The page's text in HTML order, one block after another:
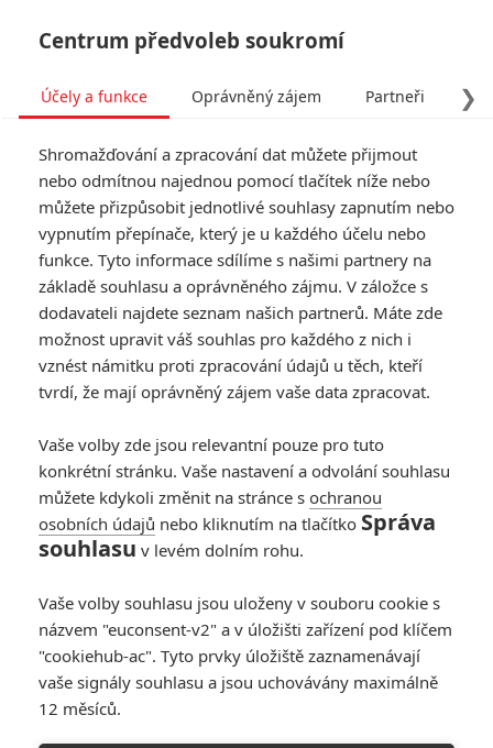
12 kol
Detektiv Danny Fischer (John
Cena) sice zatkne geniálního
zloděje Jacksona, při zásahu
však náhodou zahyne lupičova
pomstě vymyslí pro Dannyho
dvanáct úkolů a hádanek, na
jejichž rozluštění závisí život
milované Molly. Při policejní akci
se detektiv Danny Fisher (John
Cena) z New Orleansu chystá
Milese Jacksona (Aidan Gillen). Ten se i se svou přítelkyní dává na
útěk, skončí však v poutech, zatímco jeho přítelkyně nešťastnou
náhodou zahyne. Miles viní z její smrti Dannyho a slibuje mu
odplatu. Po několika letech detektiv vyslechne znepokojující
telefonát od Milese, v němž mu zločinec stručně řečeno říká - oko
za oko, zub za zub. Dannyho čeká nebezpečná hra o dvanácti
Centrum předvoleb soukromí
❯
Účely a funkce Oprávněný zájem Partneři
Shromažďování a zpracování dat můžete přijmout
nebo odmítnou najednou pomocí tlačítek níže nebo
můžete přizpůsobit jednotlivé souhlasy zapnutím nebo
vypnutím přepínače, který je u každého účelu nebo
funkce. Tyto informace sdílíme s našimi partnery na
základě souhlasu a oprávněného zájmu. V záložce s
dodavateli najdete seznam našich partnerů. Máte zde
možnost upravit váš souhlas pro každého z nich i
vznést námitku proti zpracování údajů u těch, kteří
tvrdí, že mají oprávněný zájem vaše data zpracovat.
Vaše volby zde jsou relevantní pouze pro tuto
konkrétní stránku. Vaše nastavení a odvolání souhlasu
můžete kdykoli změnit na stránce s ochranou
osobních údajů nebo kliknutím na tlačítko Správa
souhlasu v levém dolním rohu.
Vaše volby souhlasu jsou uloženy v souboru cookie s
názvem "euconsent-v2" a v úložišti zařízení pod klíčem
"cookiehub-ac". Tyto prvky úložiště zaznamenávají
vaše signály souhlasu a jsou uchovávány maximálně
12 měsíců.